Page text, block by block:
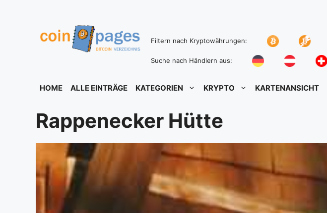
Filtern nach Kryptowährungen:
Suche nach Händlern aus:
HOME ALLE EINTRÄGE KATEGORIEN KRYPTO KARTENANSICHT
Rappenecker Hütte